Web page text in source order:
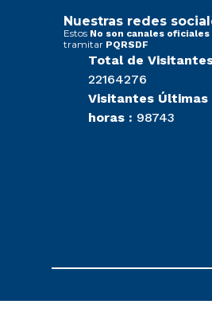
Nuestras redes
Estos No son canales oficiales
tramitar PQRSDF
Total de
22164276
Visitantes Últimas
horas : 98743